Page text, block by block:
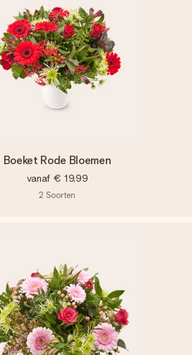
Boeket Rode Bloemen
vanaf € 19,99
2 Soorten